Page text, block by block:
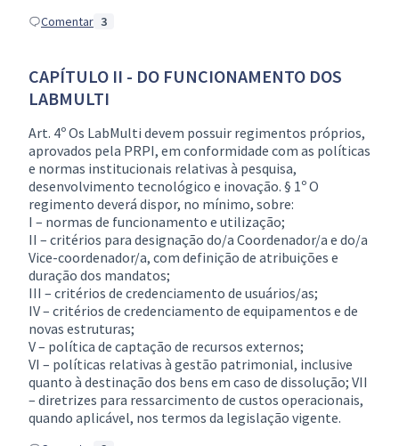
Comentar 3
CAPÍTULO II - DO FUNCIONAMENTO DOS
LABMULTI
Art. 4º Os LabMulti devem possuir regimentos próprios,
aprovados pela PRPI, em conformidade com as políticas
e normas institucionais relativas à pesquisa,
desenvolvimento tecnológico e inovação. § 1º O
regimento deverá dispor, no mínimo, sobre:
I – normas de funcionamento e utilização;
II – critérios para designação do/a Coordenador/a e do/a
Vice-coordenador/a, com definição de atribuições e
duração dos mandatos;
III – critérios de credenciamento de usuários/as;
IV – critérios de credenciamento de equipamentos e de
novas estruturas;
V – política de captação de recursos externos;
VI – políticas relativas à gestão patrimonial, inclusive
quanto à destinação dos bens em caso de dissolução; VII
– diretrizes para ressarcimento de custos operacionais,
quando aplicável, nos termos da legislação vigente.